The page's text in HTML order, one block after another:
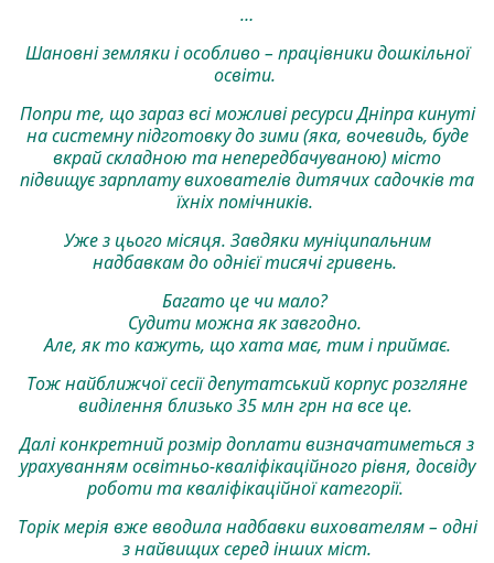
…
Шановні земляки і особливо – працівники дошкільної
освіти.
Попри те, що зараз всі можливі ресурси Дніпра кинуті
на системну підготовку до зими (яка, вочевидь, буде
вкрай складною та непередбачуваною) місто
підвищує зарплату вихователів дитячих садочків та
їхніх помічників.
Уже з цього місяця. Завдяки муніципальним
надбавкам до однієї тисячі гривень.
Багато це чи мало?
Судити можна як завгодно.
Але, як то кажуть, що хата має, тим і приймає.
Тож найближчої сесії депутатський корпус розгляне
виділення близько 35 млн грн на все це.
Далі конкретний розмір доплати визначатиметься з
урахуванням освітньо-кваліфікаційного рівня, досвіду
роботи та кваліфікаційної категорії.
Торік мерія вже вводила надбавки вихователям – одні
з найвищих серед інших міст.